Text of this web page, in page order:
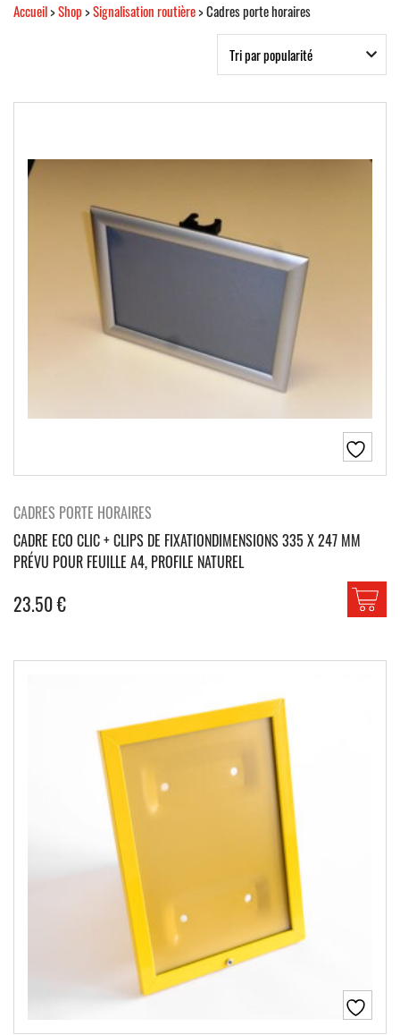
Accueil>Shop>Signalisation routière> Cadres porte horaires
CADRES PORTE HORAIRES
CADRE ECO CLIC + CLIPS DE FIXATIONDIMENSIONS 335 X 247 MM
PRÉVU POUR FEUILLE A4, PROFILE NATUREL
23.50€